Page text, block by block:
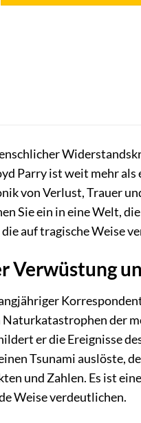
Parry ist weit mehr als
von Verlust, Trauer
Sie ein in eine Welt,
auf tragische Weise
Verwüstung
der
er die Ereignisse
Tsunami auslöste,
und Zahlen. Es ist
Weise verdeutlichen.